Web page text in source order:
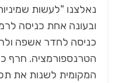
נאלצנו "לעשות
ובעונה אחת כניסה
כניסה לחדר אשפה
הטרנספורמציה. חרף
המקומית לשנות את